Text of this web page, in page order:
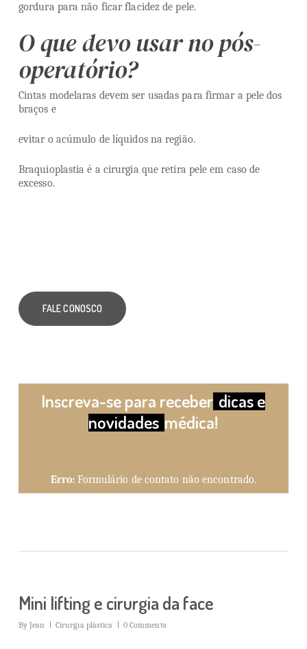
gordura para não ficar flacidez de pele.
O que devo usar no pós-
operatório?
Cintas modelaras devem ser usadas para firmar a pele dos
braços e
evitar o acúmulo de líquidos na região.
Braquioplastia é a cirurgia que retira pele em caso de
excesso.
FALE CONOSCO
Inscreva-se para receber dicas e
novidades médica!
Erro: Formulário de contato não encontrado.
Mini lifting e cirurgia da face
By Jean Cirurgia plástica 0 Comments